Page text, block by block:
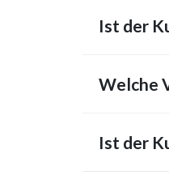
Ist der
Welche
Ist der